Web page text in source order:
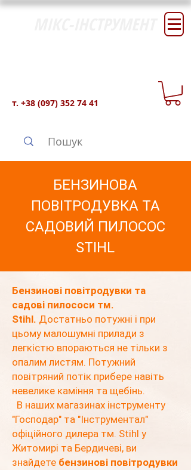
т. +38 (097) 352 74 41
БЕНЗИНОВА
ПОВІТРОДУВКА ТА
САДОВИЙ ПИЛОСОС
STIHL
Бензинові повітродувки та
садові пилососи тм.
Stihl. Достатньо потужні і при
цьому малошумні прилади з
легкістю впораються не тільки з
опалим листям. Потужний
повітряний потік прибере навіть
невелике каміння та щебінь.
В наших магазинах інструменту
"Господар" та "Інструментал"
офіційного дилера тм. Stihl у
Житомирі та Бердичеві, ви
знайдете бензинові повітродувки